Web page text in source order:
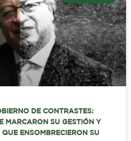
DE CONTRASTES:
MARCARON SU GESTIÓN Y
ENSOMBRECIERON SU